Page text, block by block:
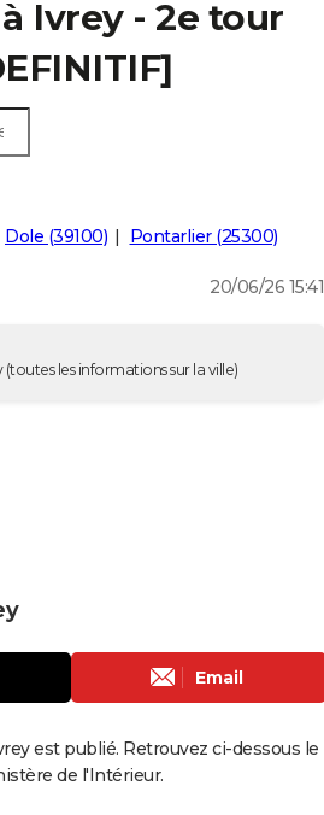
Ivrey - 2e tour
Dole (39100) Pontarlier (25300)
20/06/26 15:41
(toutes les informations sur la ville)
Email
est publié. Retrouvez ci-dessous le
de l'Intérieur.